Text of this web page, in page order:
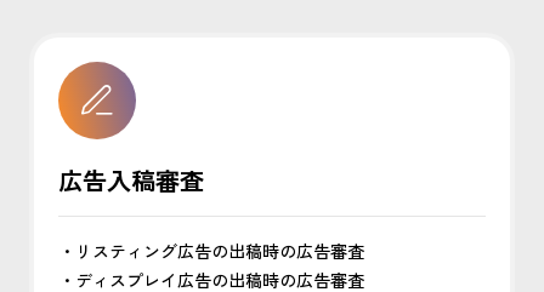
広告入稿審査
リスティング広告の出稿時の広告審査
ディスプレイ広告の出稿時の広告審査